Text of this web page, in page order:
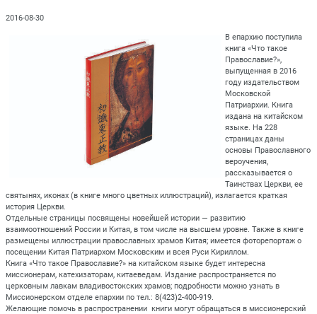
2016-08-30
В епархию поступила
книга «Что такое
Православие?»,
выпущенная в 2016
году издательством
Московской
Патриархии. Книга
издана на китайском
языке. На 228
страницах даны
основы Православного
вероучения,
рассказывается о
Таинствах Церкви, ее
святынях, иконах (в книге много цветных иллюстраций), излагается краткая
история Церкви.
Отдельные страницы посвящены новейшей истории — развитию
взаимоотношений России и Китая, в том числе на высшем уровне. Также в книге
размещены иллюстрации православных храмов Китая; имеется фоторепортаж о
посещении Китая Патриархом Московским и всея Руси Кириллом.
Книга «Что такое Православие?» на китайском языке будет интересна
миссионерам, катехизаторам, китаеведам. Издание распространяется по
церковным лавкам владивостокских храмов; подробности можно узнать в
Миссионерском отделе епархии по тел.: 8(423)2-400-919.
Желающие помочь в распространении книги могут обращаться в миссионерский